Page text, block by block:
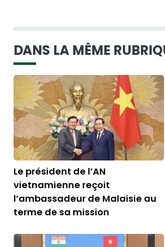
DANS LA MÊME
Le président de l’AN
vietnamienne reçoit
l’ambassadeur de Malaisie au
terme de sa mission